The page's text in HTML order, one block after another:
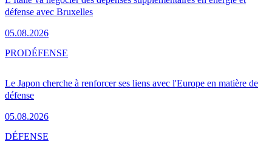
défense avec Bruxelles
05.08.2026
Le Japon cherche à renforcer ses liens avec l'Europe en matière de
défense
05.08.2026
PRODÉFENSE
DÉFENSE